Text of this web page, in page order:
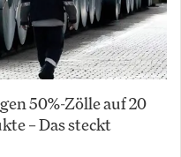
50%-Zölle auf 20
– Das steckt